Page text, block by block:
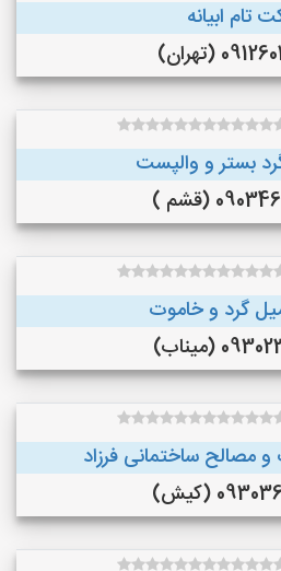
تام ابیانه
(تهران)
بستر و والپست
(قشم )
گرد و خاموت
(میناب)
مصالح ساختمانی فرزاد
(کیش)